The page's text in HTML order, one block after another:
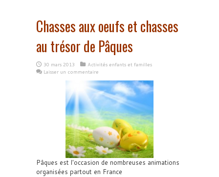
Chasses aux oeufs et chasses
au trésor de Pâques
30 mars 2013
Activités enfants et familles
Laisser un commentaire
Pâques est l'occasion de nombreuses animations
organisées partout en France